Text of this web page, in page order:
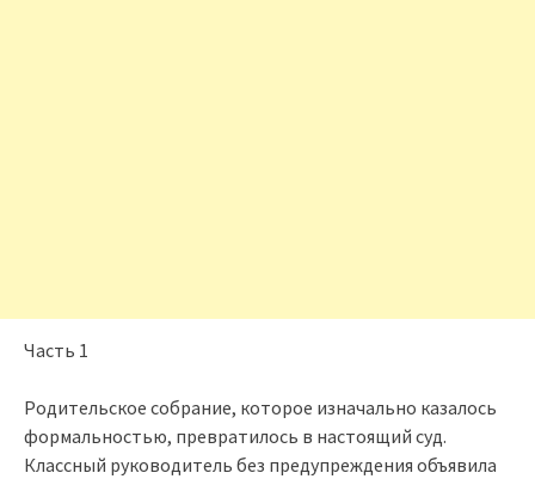
Часть 1
Родительское собрание, которое изначально казалось
формальностью, превратилось в настоящий суд.
Классный руководитель без предупреждения объявила